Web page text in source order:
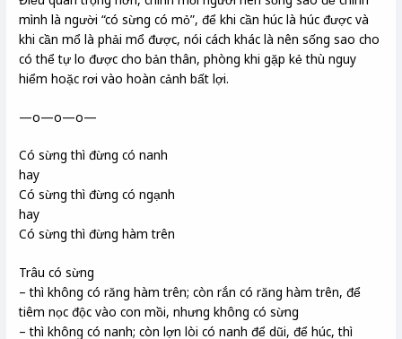
mình là người “có sừng có mỏ”, để khi cần húc là húc được và
khi cần mổ là phải mổ được, nói cách khác là nên sống sao cho
có thể tự lo được cho bản thân, phòng khi gặp kẻ thù nguy
hiểm hoặc rơi vào hoàn cảnh bất lợi.
—o—o—o—
Có sừng thì đừng có nanh
hay
Có sừng thì đừng có ngạnh
hay
Có sừng thì đừng hàm trên
Trâu có sừng
– thì không có răng hàm trên; còn rắn có răng hàm trên, để
tiêm nọc độc vào con mồi, nhưng không có sừng
– thì không có nanh; còn lợn lòi có nanh để dũi, để húc, thì